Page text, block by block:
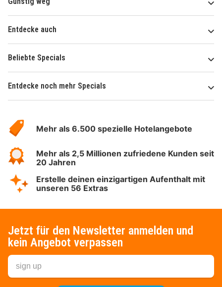
Entdecke auch
Beliebte Specials
Entdecke noch mehr Specials
Hotelspecials
Mehr als 6.500 spezielle Hotelangebote
Mehr als 2,5 Millionen zufriedene Kunden seit
20 Jahren
Erstelle deinen einzigartigen Aufenthalt mit
unseren 56 Extras
Jetzt für den Newsletter anmelden und
kein Angebot verpassen